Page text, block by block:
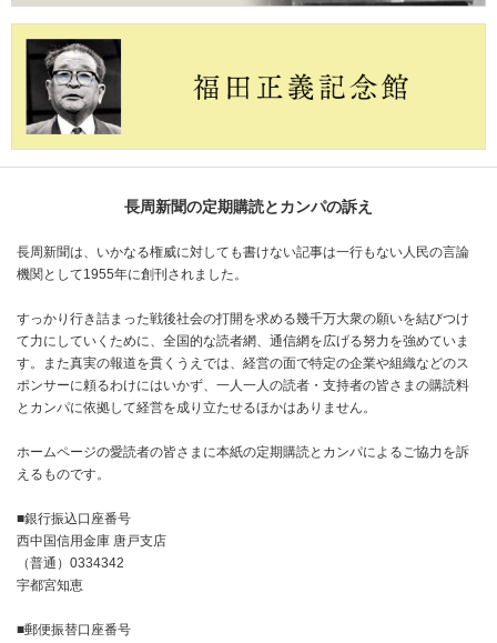
長周新聞の定期購読とカンパの訴え
長周新聞は、いかなる権威に対しても書けない記事は一行もない人民の言論
機関として1955年に創刊されました。
すっかり行き詰まった戦後社会の打開を求める幾千万大衆の願いを結びつけ
て力にしていくために、全国的な読者網、通信網を広げる努力を強めていま
す。また真実の報道を貫くうえでは、経営の面で特定の企業や組織などのス
ポンサーに頼るわけにはいかず、一人一人の読者・支持者の皆さまの購読料
とカンパに依拠して経営を成り立たせるほかはありません。
ホームページの愛読者の皆さまに本紙の定期購読とカンパによるご協力を訴
えるものです。
■銀行振込口座番号
西中国信用金庫 唐戸支店
（普通）0334342
宇都宮知恵
■郵便振替口座番号